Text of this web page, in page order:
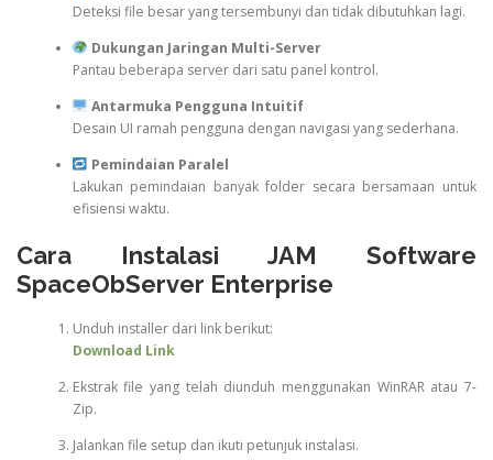
Deteksi file besar yang tersembunyi dan tidak dibutuhkan lagi.
Dukungan Jaringan Multi-Server
Pantau beberapa server dari satu panel kontrol.
Antarmuka Pengguna Intuitif
Desain UI ramah pengguna dengan navigasi yang sederhana.
Pemindaian Paralel
Lakukan pemindaian banyak folder secara bersamaan untuk
efisiensi waktu.
Cara Instalasi JAM Software
SpaceObServer Enterprise
Unduh installer dari link berikut:
Download Link
Ekstrak file yang telah diunduh menggunakan WinRAR atau 7-
Zip.
Jalankan file setup dan ikuti petunjuk instalasi.